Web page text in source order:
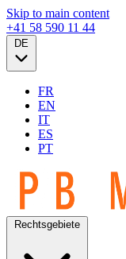
Skip to main content
+41 58 590 11 44
FR
EN
IT
ES
PT